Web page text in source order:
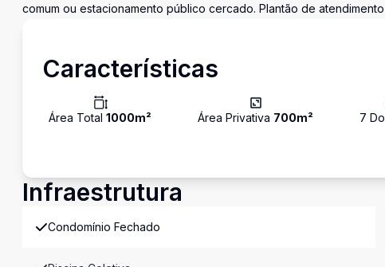
comum ou estacionamento público cercado. Plantão de
Características
Área Total 1000m² Área Privativa 700m² 7
Infraestrutura
Condomínio Fechado